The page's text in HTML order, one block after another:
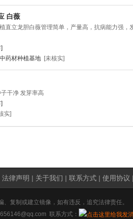
白薇
直立龙胆白薇管理简单，产量高，抗病能力强
药材种植基地 [未核实]
干净 发芽率高
实]
法律声明 | 关于我们 | 联系方式 | 使用协议 |
、复制或建立镜像，如有违反，追究法律责任。
联系方式：